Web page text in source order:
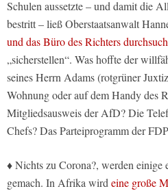
Schulen aussetzte – und damit die
bestritt – ließ Oberstaatsanwalt
und das Büro des Richters
„sicherstellen“. Was hoffte der
seines Herrn Adams (rotgrüner
Wohnung oder auf dem Handy des
Mitgliedsausweis der AfD? Die
Chefs? Das Parteiprogramm der
♦ Nichts zu Corona?, werden einige
gemach. In Afrika wirdeine große